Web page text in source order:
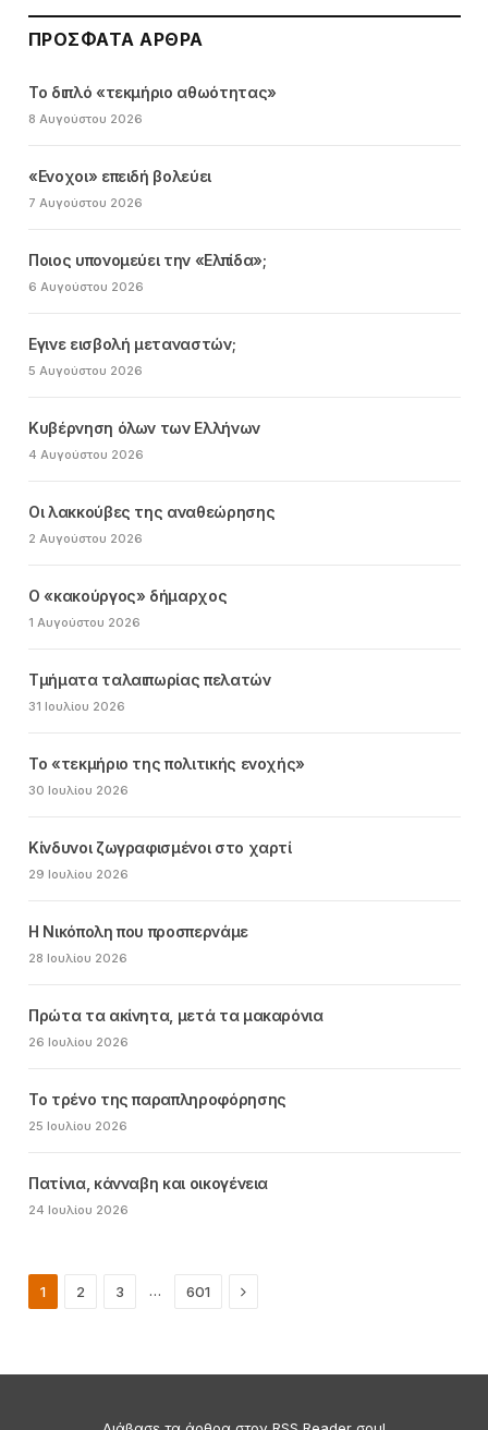
ΠΡΌΣΦΑΤΑ ΆΡΘΡΑ
Το διπλό «τεκμήριο αθωότητας»
8 Αυγούστου 2026
«Ενοχοι» επειδή βολεύει
7 Αυγούστου 2026
Ποιος υπονομεύει την «Ελπίδα»;
6 Αυγούστου 2026
Εγινε εισβολή μεταναστών;
5 Αυγούστου 2026
Κυβέρνηση όλων των Ελλήνων
4 Αυγούστου 2026
Οι λακκούβες της αναθεώρησης
2 Αυγούστου 2026
Ο «κακούργος» δήμαρχος
1 Αυγούστου 2026
Τμήματα ταλαιπωρίας πελατών
31 Ιουλίου 2026
Το «τεκμήριο της πολιτικής ενοχής»
30 Ιουλίου 2026
Κίνδυνοι ζωγραφισμένοι στο χαρτί
29 Ιουλίου 2026
Η Νικόπολη που προσπερνάμε
28 Ιουλίου 2026
Πρώτα τα ακίνητα, μετά τα μακαρόνια
26 Ιουλίου 2026
Το τρένο της παραπληροφόρησης
25 Ιουλίου 2026
Πατίνια, κάνναβη και οικογένεια
24 Ιουλίου 2026
1 2 3 … 601 Next